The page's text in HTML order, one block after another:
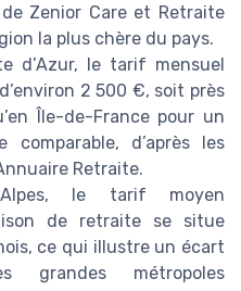
Zenior Care et Retraite
la plus chère du pays.
d’Azur, le tarif mensuel
2 500 €, soit près
Île-de-France pour un
comparable, d’après les
Retraite.
Alpes, le tarif moyen
de retraite se situe
ce qui illustre un écart
grandes métropoles